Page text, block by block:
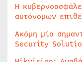
Η
αυτόνομων
Ακόμη μία
Security